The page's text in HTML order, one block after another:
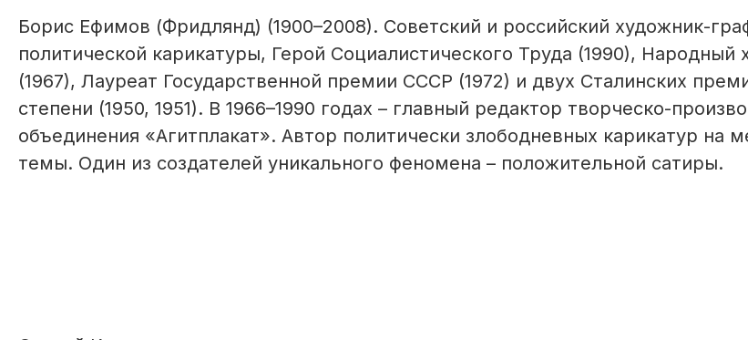
Борис Ефимов (Фридлянд) (1900–2008). Советский и российский художник-
политической карикатуры, Герой Социалистического Труда (1990),
(1967), Лауреат Государственной премии СССР (1972) и двух Сталинских
степени (1950, 1951). В 1966–1990 годах – главный редактор творческо-
объединения «Агитплакат». Автор политически злободневных карикатур на
темы. Один из создателей уникального феномена – положительной сатиры.